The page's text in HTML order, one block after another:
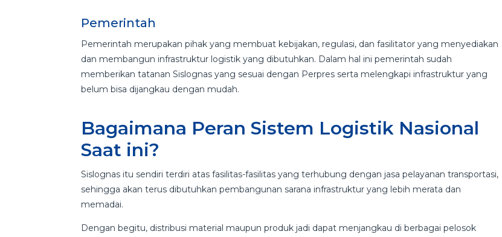
Pemerintah
Pemerintah merupakan pihak yang membuat kebijakan, regulasi, dan fasilitator yang menyediakan
dan membangun infrastruktur logistik yang dibutuhkan. Dalam hal ini pemerintah sudah
memberikan tatanan Sislognas yang sesuai dengan Perpres serta melengkapi infrastruktur yang
belum bisa dijangkau dengan mudah.
Bagaimana Peran Sistem Logistik Nasional
Saat ini?
Sislognas itu sendiri terdiri atas fasilitas-fasilitas yang terhubung dengan jasa pelayanan transportasi,
sehingga akan terus dibutuhkan pembangunan sarana infrastruktur yang lebih merata dan
memadai.
Dengan begitu, distribusi material maupun produk jadi dapat menjangkau di berbagai pelosok